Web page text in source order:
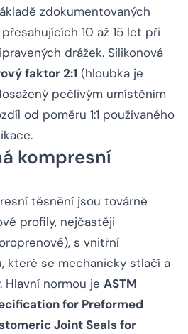
zdokumentovaných
10 až 15 let při
drážek. Silikonová
faktor 2:1 (hloubka je
pečlivým umístěním
od poměru 1:1 používaného
kompresní
těsnění jsou továrně
profily, nejčastěji
s vnitřní
které se mechanicky stlačí a
Hlavní normou je ASTM
for Preformed
Joint Seals for